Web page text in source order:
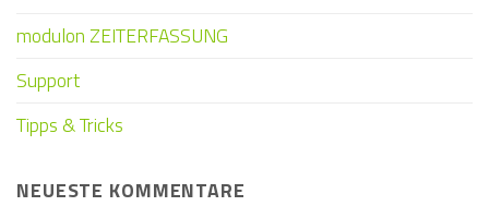
modulon ZEITERFASSUNG
Support
Tipps & Tricks
NEUESTE KOMMENTARE